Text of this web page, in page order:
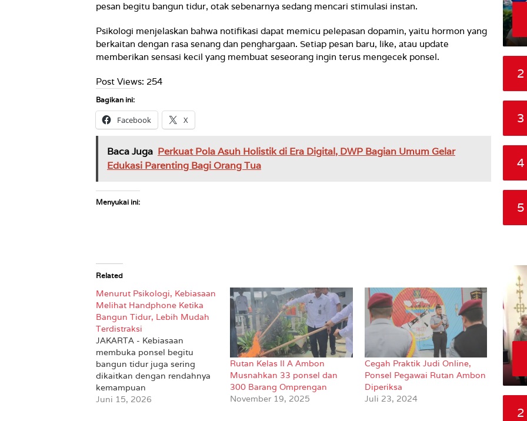
pesan begitu bangun tidur, otak sebenarnya sedang mencari stimulasi instan.
Psikologi menjelaskan bahwa notifikasi dapat memicu pelepasan dopamin, yaitu hormon yang
berkaitan dengan rasa senang dan penghargaan. Setiap pesan baru, like, atau update
memberikan sensasi kecil yang membuat seseorang ingin terus mengecek ponsel.
Post Views: 254
Bagikan ini:
Facebook X
Baca Juga Perkuat Pola Asuh Holistik di Era Digital, DWP Bagian Umum Gelar
Edukasi Parenting Bagi Orang Tua
Menyukai ini:
Related
Menurut Psikologi, Kebiasaan
Melihat Handphone Ketika
Bangun Tidur, Lebih Mudah
Terdistraksi
JAKARTA - Kebiasaan
membuka ponsel begitu
bangun tidur juga sering
dikaitkan dengan rendahnya
kemampuan
mempertahankan fokus. Saat
Juni 15, 2026
Rutan Kelas II A Ambon
Musnahkan 33 ponsel dan
300 Barang Omprengan
November 19, 2025
Cegah Praktik Judi Online,
Ponsel Pegawai Rutan Ambon
Diperiksa
Juli 23, 2024
2
3
4
5
2